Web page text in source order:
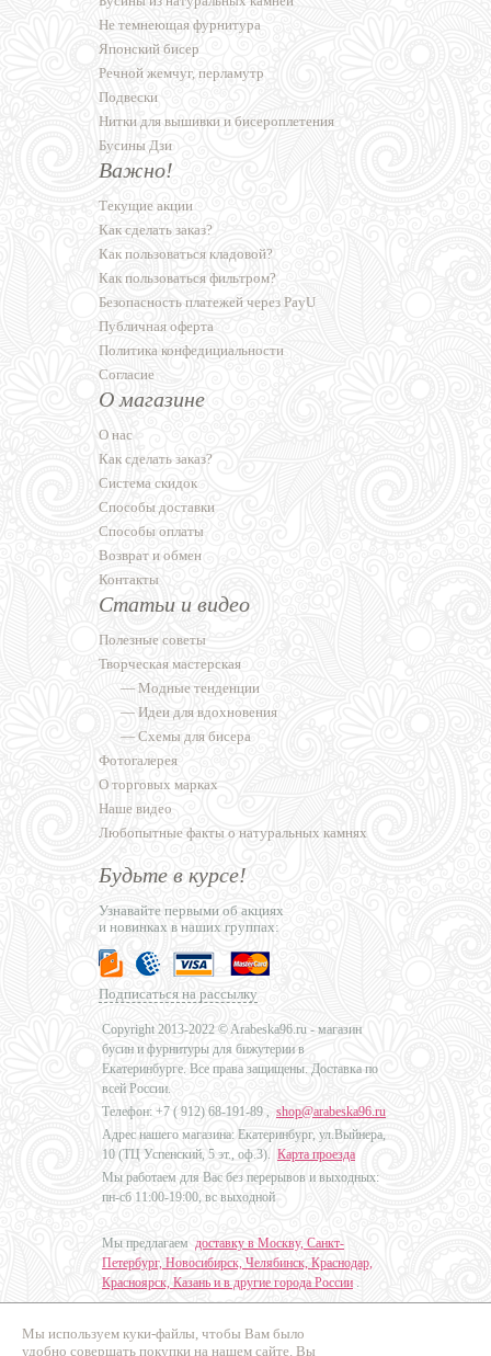
Мы используем куки-файлы, чтобы Вам было
удобно совершать покупки на нашем сайте. Вы
Не темнеющая фурнитура
Японский бисер
Речной жемчуг, перламутр
Подвески
Нитки для вышивки и бисероплетения
Бусины Дзи
Важно!
Текущие акции
Как сделать заказ?
Как пользоваться кладовой?
Как пользоваться фильтром?
Безопасность платежей через PayU
Публичная оферта
Политика конфедициальности
Согласие
О магазине
О нас
Как сделать заказ?
Система скидок
Способы доставки
Способы оплаты
Возврат и обмен
Контакты
Статьи и видео
Полезные советы
Творческая мастерская
— Модные тенденции
— Идеи для вдохновения
— Схемы для бисера
Фотогалерея
О торговых марках
Наше видео
Любопытные факты о натуральных камнях
Будьте в курсе!
Узнавайте первыми об акциях
и новинках в наших группах:
Подписаться на рассылку
Copyright 2013-2022 © Arabeska96.ru - магазин
бусин и фурнитуры для бижутерии в
Екатеринбурге. Все права защищены. Доставка по
всей России.
Телефон: +7 ( 912) 68-191-89 , shop@arabeska96.ru
Адрес нашего магазина: Екатеринбург, ул.Выйнера,
10 (ТЦ Успенский, 5 эт., оф.3). Карта проезда
Мы работаем для Вас без перерывов и выходных:
пн-сб 11:00-19:00, вс выходной
Мы предлагаем доставку в Москву, Санкт-
Петербург, Новосибирск, Челябинск, Краснодар,
Красноярск, Казань и в другие города России .
Дизайн - Наталья Мальцева